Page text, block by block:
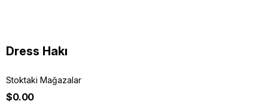
Dress Hakı
Stoktaki Mağazalar
$0.00